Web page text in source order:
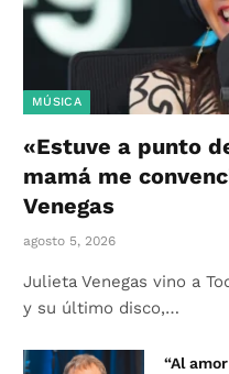
MÚSICA
«Estuve a punto
mamá me
Venegas
agosto 5, 2026
Julieta Venegas vino a
y su último disco,…
“Al